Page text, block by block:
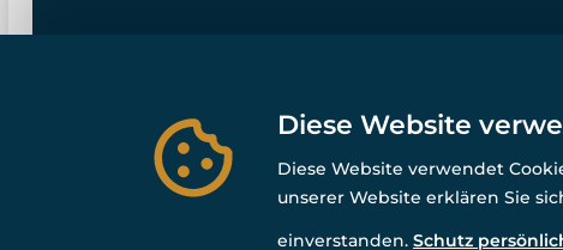
Diese Website
Diese Website verwendet
unserer Website erklären Sie
einverstanden. Schutz